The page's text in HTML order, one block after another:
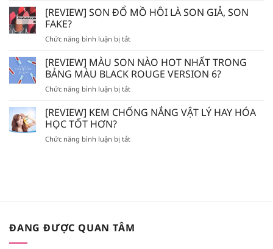
BÀO
HỌC
SẼ
BỊ
DA?
–
EVOLUDERM
VICHY
LA
ROCHE
–
NÊN
XỊT
[REVIEW] SON ĐỔ MỒ HÔI LÀ SON GIẢ, SON
FAKE?
Chức năng bình luận bị tắtở
SON
ĐỔ
MỒ
HÔI
SON
FAKE?
[REVIEW] MÀU SON NÀO HOT NHẤT TRONG
BẢNG MÀU BLACK ROUGE VERSION 6?
Chức năng bình luận bị tắtở
MÀU
HOT
6?
[REVIEW] KEM CHỐNG NẮNG VẬT LÝ HAY HÓA
HỌC TỐT HƠN?
Chức năng bình luận bị tắtở
HỌC
ĐANG ĐƯỢC QUAN TÂM